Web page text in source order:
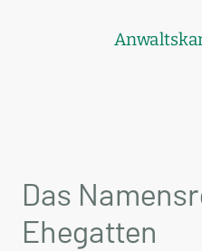
Das
Ehegatten